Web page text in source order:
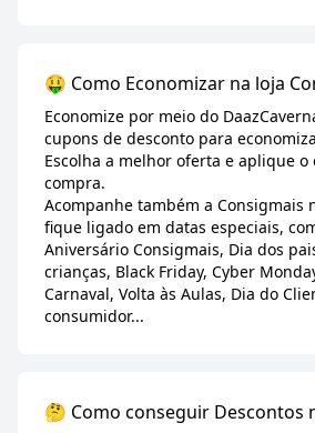
🤑 Como Economizar na loja
Economize por meio do
cupons de desconto para
Escolha a melhor oferta e aplique o
compra.
Acompanhe também a Consigmais
fique ligado em datas especiais,
Aniversário Consigmais, Dia dos
crianças, Black Friday, Cyber
Carnaval, Volta às Aulas, Dia do
consumidor...
🤔 Como conseguir Descontos